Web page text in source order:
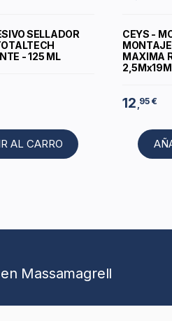
SELLADOR
- 125 ML
AL CARRO
CEYS -
MAXIMA
12 ,95 €
Massamagrell